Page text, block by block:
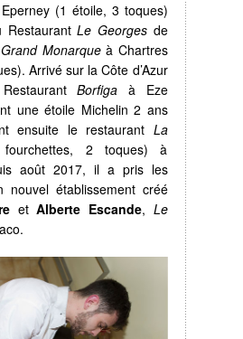
(1 étoile, 3 toques)
RestaurantLe Georgesde
Monarqueà Chartres
Arrivé sur la Côte d’Azur
Borfiga à Eze
une étoile Michelin 2 ans
ensuite le restaurant La
2 toques) à
août 2017, il a pris les
nouvel établissement créé
etAlberte Escande, Le